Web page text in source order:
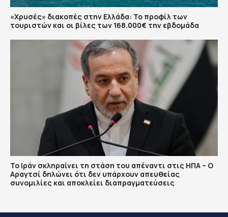
«Χρυσές» διακοπές στην Ελλάδα: Το προφίλ των
τουριστών και οι βίλες των 168.000€ την εβδομάδα
Το Ιράν σκληραίνει τη στάση του απέναντι στις ΗΠΑ – Ο
Αραγτσί δηλώνει ότι δεν υπάρχουν απευθείας
συνομιλίες και αποκλείει διαπραγματεύσεις